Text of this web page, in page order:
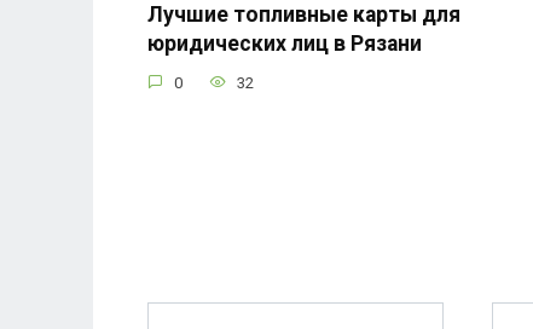
Лучшие топливные карты для
юридических лиц в Рязани
0 32